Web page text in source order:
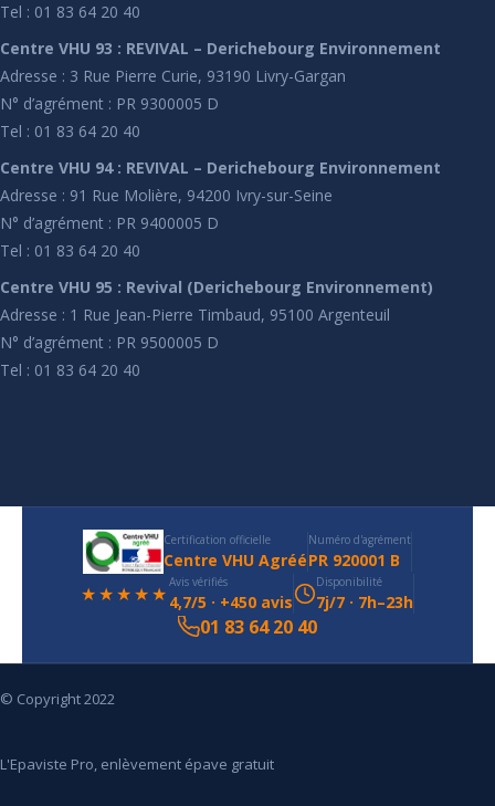
Tel : 01 83 64 20 40
Centre VHU 93 : REVIVAL – Derichebourg Environnement
Adresse : 3 Rue Pierre Curie, 93190 Livry-Gargan
N° d’agrément : PR 9300005 D
Tel : 01 83 64 20 40
Centre VHU 94 : REVIVAL – Derichebourg Environnement
Adresse : 91 Rue Molière, 94200 Ivry-sur-Seine
N° d’agrément : PR 9400005 D
Tel : 01 83 64 20 40
Centre VHU 95 : Revival (Derichebourg Environnement)
Adresse : 1 Rue Jean-Pierre Timbaud, 95100 Argenteuil
N° d’agrément : PR 9500005 D
Tel : 01 83 64 20 40
Certification officielle
Centre VHU Agréé
Numéro d'agrément
PR 920001 B
★★★★★ Avis vérifiés
4,7/5 · +450 avis
Disponibilité
7j/7 · 7h–23h
01 83 64 20 40
© Copyright 2022
L'Epaviste Pro, enlèvement épave gratuit